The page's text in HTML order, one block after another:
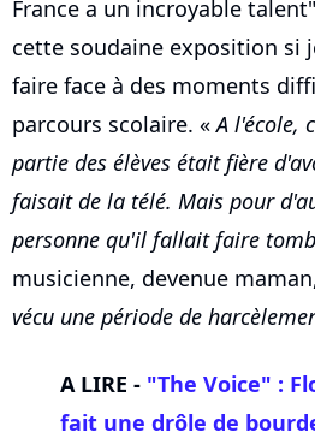
France a un incroyable
cette soudaine exposition si
faire face à des moments
parcours scolaire. «A l'école,
partie des élèves était fière
faisait de la télé. Mais pour
personne qu'il fallait faire
musicienne, devenue
vécu une période de
A LIRE - "The Voice" :
fait une drôle de